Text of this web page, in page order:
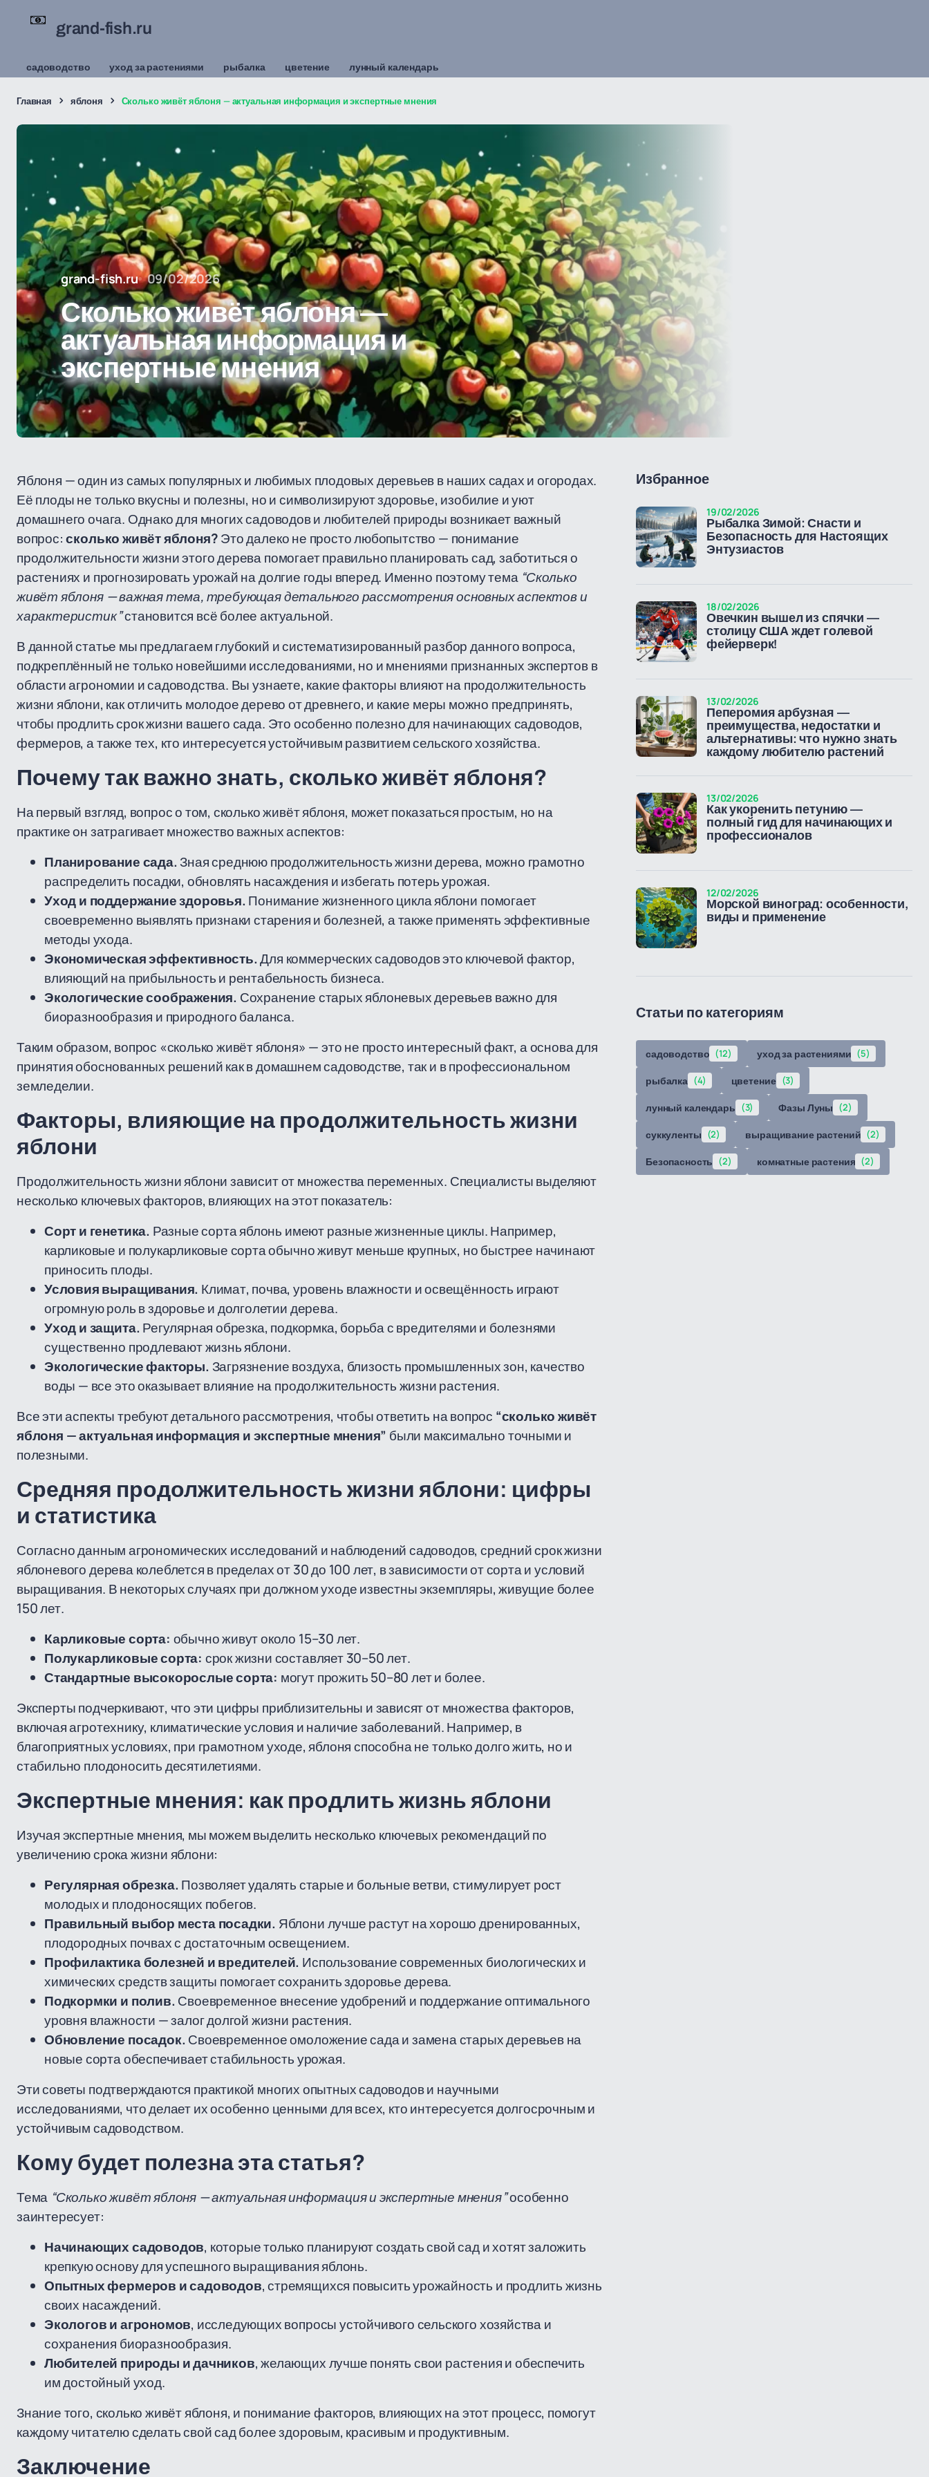
grand-fish.ru
садоводство уход за растениями рыбалка цветение лунный календарь
Главная яблоня Сколько живёт яблоня — актуальная информация и экспертные мнения
grand-fish.ru 09/02/2026
Сколько живёт яблоня —
актуальная информация и
экспертные мнения
Яблоня — один из самых популярных и любимых плодовых деревьев в наших садах и огородах.
Её плоды не только вкусны и полезны, но и символизируют здоровье, изобилие и уют
домашнего очага. Однако для многих садоводов и любителей природы возникает важный
вопрос:сколько живёт яблоня?Это далеко не просто любопытство — понимание
продолжительности жизни этого дерева помогает правильно планировать сад, заботиться о
растениях и прогнозировать урожай на долгие годы вперед. Именно поэтому тема “Сколько
живёт яблоня — важная тема, требующая детального рассмотрения основных аспектов и
характеристик”становится всё более актуальной.
В данной статье мы предлагаем глубокий и систематизированный разбор данного вопроса,
подкреплённый не только новейшими исследованиями, но и мнениями признанных экспертов в
области агрономии и садоводства. Вы узнаете, какие факторы влияют на продолжительность
жизни яблони, как отличить молодое дерево от древнего, и какие меры можно предпринять,
чтобы продлить срок жизни вашего сада. Это особенно полезно для начинающих садоводов,
фермеров, а также тех, кто интересуется устойчивым развитием сельского хозяйства.
Почему так важно знать, сколько живёт яблоня?
На первый взгляд, вопрос о том, сколько живёт яблоня, может показаться простым, но на
практике он затрагивает множество важных аспектов:
Планирование сада. Зная среднюю продолжительность жизни дерева, можно грамотно
распределить посадки, обновлять насаждения и избегать потерь урожая.
Уход и поддержание здоровья. Понимание жизненного цикла яблони помогает
своевременно выявлять признаки старения и болезней, а также применять эффективные
методы ухода.
Экономическая эффективность.Для коммерческих садоводов это ключевой фактор,
влияющий на прибыльность и рентабельность бизнеса.
Экологические соображения. Сохранение старых яблоневых деревьев важно для
биоразнообразия и природного баланса.
Таким образом, вопрос «сколько живёт яблоня» — это не просто интересный факт, а основа для
принятия обоснованных решений как в домашнем садоводстве, так и в профессиональном
земледелии.
Факторы, влияющие на продолжительность жизни
яблони
Продолжительность жизни яблони зависит от множества переменных. Специалисты выделяют
несколько ключевых факторов, влияющих на этот показатель:
Сорт и генетика. Разные сорта яблонь имеют разные жизненные циклы. Например,
карликовые и полукарликовые сорта обычно живут меньше крупных, но быстрее начинают
приносить плоды.
Условия выращивания. Климат, почва, уровень влажности и освещённость играют
огромную роль в здоровье и долголетии дерева.
Уход и защита. Регулярная обрезка, подкормка, борьба с вредителями и болезнями
существенно продлевают жизнь яблони.
Экологические факторы. Загрязнение воздуха, близость промышленных зон, качество
воды — все это оказывает влияние на продолжительность жизни растения.
Все эти аспекты требуют детального рассмотрения, чтобы ответить на вопрос “сколько живёт
яблоня — актуальная информация и экспертные мнения” были максимально точными и
полезными.
Средняя продолжительность жизни яблони: цифры
и статистика
Согласно данным агрономических исследований и наблюдений садоводов, средний срок жизни
яблоневого дерева колеблется в пределах от 30 до 100 лет, в зависимости от сорта и условий
выращивания. В некоторых случаях при должном уходе известны экземпляры, живущие более
150 лет.
Карликовые сорта: обычно живут около 15–30 лет.
Полукарликовые сорта: срок жизни составляет 30–50 лет.
Стандартные высокорослые сорта: могут прожить 50–80 лет и более.
Эксперты подчеркивают, что эти цифры приблизительны и зависят от множества факторов,
включая агротехнику, климатические условия и наличие заболеваний. Например, в
благоприятных условиях, при грамотном уходе, яблоня способна не только долго жить, но и
стабильно плодоносить десятилетиями.
Экспертные мнения: как продлить жизнь яблони
Изучая экспертные мнения, мы можем выделить несколько ключевых рекомендаций по
увеличению срока жизни яблони:
Регулярная обрезка. Позволяет удалять старые и больные ветви, стимулирует рост
молодых и плодоносящих побегов.
Правильный выбор места посадки. Яблони лучше растут на хорошо дренированных,
плодородных почвах с достаточным освещением.
Профилактика болезней и вредителей. Использование современных биологических и
химических средств защиты помогает сохранить здоровье дерева.
Подкормки и полив. Своевременное внесение удобрений и поддержание оптимального
уровня влажности — залог долгой жизни растения.
Обновление посадок. Своевременное омоложение сада и замена старых деревьев на
новые сорта обеспечивает стабильность урожая.
Эти советы подтверждаются практикой многих опытных садоводов и научными
исследованиями, что делает их особенно ценными для всех, кто интересуется долгосрочным и
устойчивым садоводством.
Кому будет полезна эта статья?
Тема “Сколько живёт яблоня — актуальная информация и экспертные мнения”особенно
заинтересует:
Начинающих садоводов, которые только планируют создать свой сад и хотят заложить
крепкую основу для успешного выращивания яблонь.
Опытных фермеров и садоводов, стремящихся повысить урожайность и продлить жизнь
своих насаждений.
Экологов и агрономов, исследующих вопросы устойчивого сельского хозяйства и
сохранения биоразнообразия.
Любителей природы и дачников, желающих лучше понять свои растения и обеспечить
им достойный уход.
Знание того, сколько живёт яблоня, и понимание факторов, влияющих на этот процесс, помогут
каждому читателю сделать свой сад более здоровым, красивым и продуктивным.
Заключение
Избранное
Рыбалка Зимой: Снасти и
Безопасность для Настоящих
Энтузиастов
19/02/2026
Овечкин вышел из спячки —
столицу США ждет голевой
фейерверк!
18/02/2026
Пеперомия арбузная —
преимущества, недостатки и
альтернативы: что нужно знать
каждому любителю растений
13/02/2026
Как укоренить петунию —
полный гид для начинающих и
профессионалов
13/02/2026
Морской виноград: особенности,
виды и применение
12/02/2026
Статьи по категориям
садоводство (12) уход за растениями (5)
рыбалка (4) цветение (3)
лунный календарь (3) Фазы Луны (2)
суккуленты (2) выращивание растений (2)
Безопасность (2) комнатные растения (2)